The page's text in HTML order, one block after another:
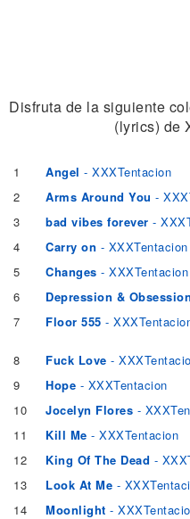
Disfruta de la siguiente
(lyrics) de
1 Angel - XXXTentacion
2
Arms Around You -
3
bad vibes forever -
4
Carry on - XXXTentacion
5
Changes - XXXTentacion
6
Depression & Obsession
7
Floor 555 -
8 Fuck Love -
9
Hope - XXXTentacion
10
Jocelyn Flores -
11
Kill Me - XXXTentacion
12
King Of The Dead -
13
Look At Me -
14
Moonlight -